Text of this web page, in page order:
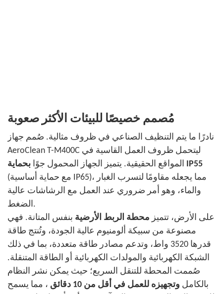
مُصمم خصيصًا للبيئات الأكثر صعوبة
نادرًا ما يتم التنظيف الصناعي في ظروف مثالية. صُمم جهاز
AeroClean T-M400C ليتحمل ظروف العمل القاسية في
المواقع الحقيقية. يتميز الجهاز المحمول جوًا بحماية IP55
(مع حماية أساسية IP65)، مما يجعله مقاومًا لتسرب الغبار
والماء، وهو أمر ضروري عند العمل مع الرشاشات عالية
الضغط.
على الأرض، تتميز محطة الربط الأرضية بنفس المتانة. فهي
مصنوعة من سبيكة ألومنيوم عالية الجودة، وتُنتج طاقة
قدرها 3520 واط، وتدعم مصادر طاقة متعددة، بما في ذلك
الشبكة الكهربائية والمولدات الكهربائية أو الطاقة المتنقلة.
صُممت المحطة للتنقل السريع؛ حيث يمكن نشر النظام
بالكامل وتجهيزه للعمل في أقل من 10 دقائق
، مما يسمح